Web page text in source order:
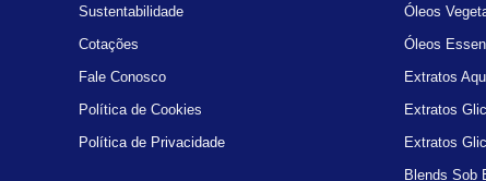
Sustentabilidade
Cotações
Fale Conosco
Política de Cookies
Política de Privacidade
Óleos
Óleos
Extratos
Extratos
Extratos
Blends Sob